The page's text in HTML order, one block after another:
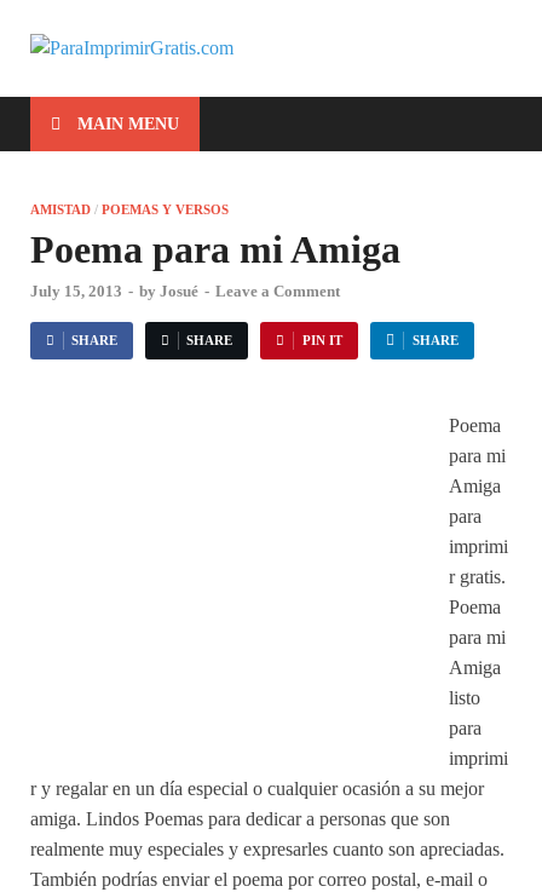
MAIN MENU
AMISTAD / POEMAS Y VERSOS
Poema para mi Amiga
July 15, 2013 - by Josué - Leave a Comment
SHARE SHARE PIN IT SHARE
Poema
para mi
Amiga
para
imprimi
r gratis.
Poema
para mi
Amiga
listo
para
imprimi
r y regalar en un día especial o cualquier ocasión a su mejor
amiga. Lindos Poemas para dedicar a personas que son
realmente muy especiales y expresarles cuanto son apreciadas.
También podrías enviar el poema por correo postal, e-mail o